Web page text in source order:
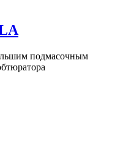
подмасочным